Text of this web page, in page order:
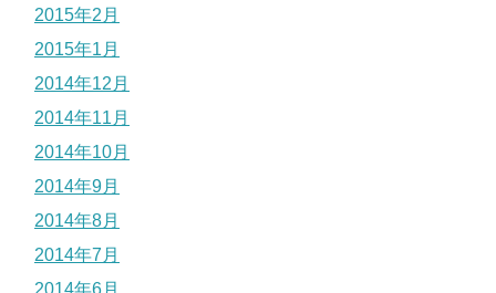
2015年2月
2015年1月
2014年12月
2014年11月
2014年10月
2014年9月
2014年8月
2014年7月
2014年6月